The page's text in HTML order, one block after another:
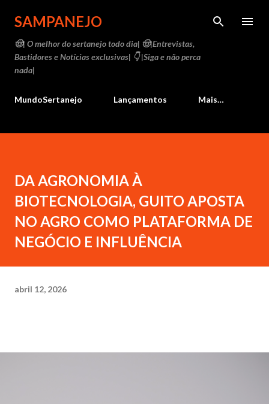
Pular para o conteúdo principal
SAMPANEJO
🤠| O melhor do sertanejo todo dia| 🤠|Entrevistas,
Bastidores e Notícias exclusivas| 👇 |Siga e não perca
nada|
MundoSertanejo Lançamentos Mais…
DA AGRONOMIA À
BIOTECNOLOGIA, GUITO APOSTA
NO AGRO COMO PLATAFORMA DE
NEGÓCIO E INFLUÊNCIA
abril 12, 2026